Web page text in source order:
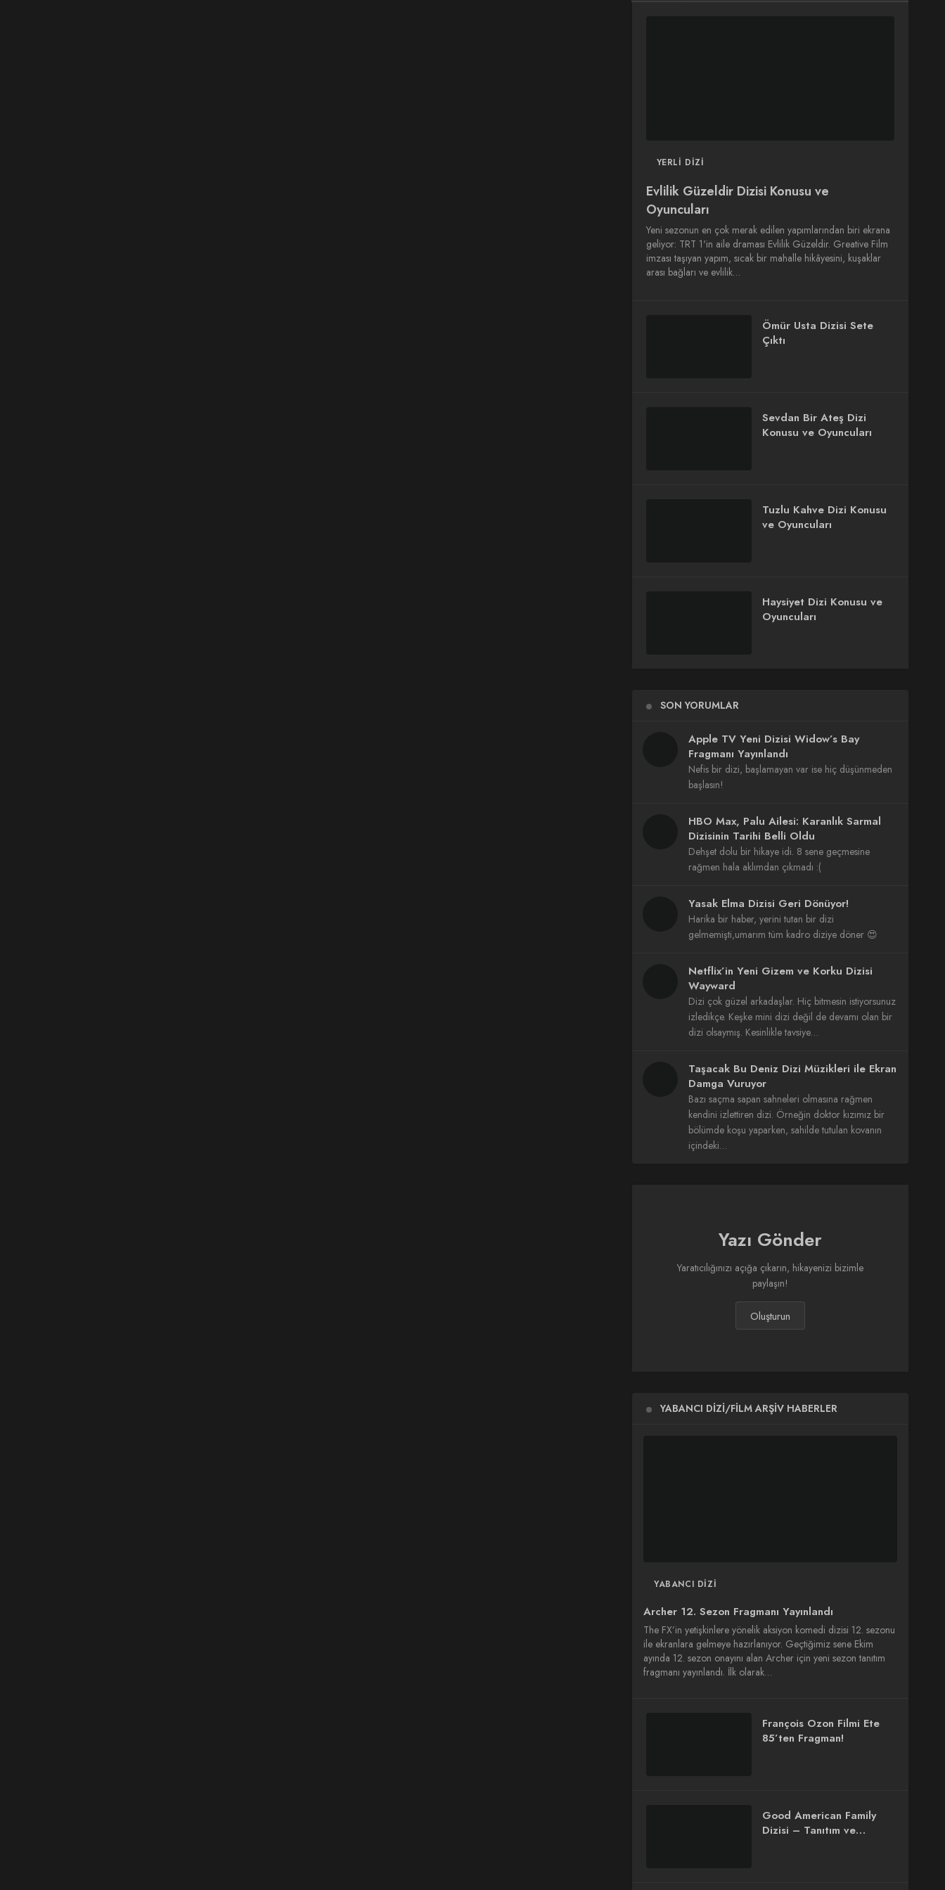
YERLI DIZI
Evlilik Güzeldir Dizisi Konusu ve
Oyuncuları
Yeni sezonun en çok merak edilen yapımlarından biri ekrana
geliyor: TRT 1'in aile draması Evlilik Güzeldir. Greative Film
imzası taşıyan yapım, sıcak bir mahalle hikâyesini, kuşaklar
arası bağları ve evlilik…
Ömür Usta Dizisi Sete
Çıktı
Sevdan Bir Ateş Dizi
Konusu ve Oyuncuları
Tuzlu Kahve Dizi Konusu
ve Oyuncuları
Haysiyet Dizi Konusu ve
Oyuncuları
SON YORUMLAR
Apple TV Yeni Dizisi Widow’s Bay
Fragmanı Yayınlandı
Nefis bir dizi, başlamayan var ise hiç düşünmeden
başlasın!
HBO Max, Palu Ailesi: Karanlık Sarmal
Dizisinin Tarihi Belli Oldu
Dehşet dolu bir hikaye idi. 8 sene geçmesine
rağmen hala aklımdan çıkmadı :(
Yasak Elma Dizisi Geri Dönüyor!
Harika bir haber, yerini tutan bir dizi
gelmemişti,umarım tüm kadro diziye döner 😍
Netflix’in Yeni Gizem ve Korku Dizisi
Wayward
Dizi çok güzel arkadaşlar. Hiç bitmesin istiyorsunuz
izledikçe. Keşke mini dizi değil de devamı olan bir
dizi olsaymış. Kesinlikle tavsiye…
Taşacak Bu Deniz Dizi Müzikleri ile Ekran
Damga Vuruyor
Bazı saçma sapan sahneleri olmasına rağmen
kendini izlettiren dizi. Örneğin doktor kızımız bir
bölümde koşu yaparken, sahilde tutulan kovanın
içindeki…
Yazı Gönder
Yaratıcılığınızı açığa çıkarın, hikayenizi bizimle
paylaşın!
Oluşturun
YABANCI DIZI/FILM ARŞIV HABERLER
YABANCI DIZI
Archer 12. Sezon Fragmanı Yayınlandı
The FX’in yetişkinlere yönelik aksiyon komedi dizisi 12. sezonu
ile ekranlara gelmeye hazırlanıyor. Geçtiğimiz sene Ekim
ayında 12. sezon onayını alan Archer için yeni sezon tanıtım
fragmanı yayınlandı. İlk olarak…
François Ozon Filmi Ete
85’ten Fragman!
Good American Family
Dizisi – Tanıtım ve